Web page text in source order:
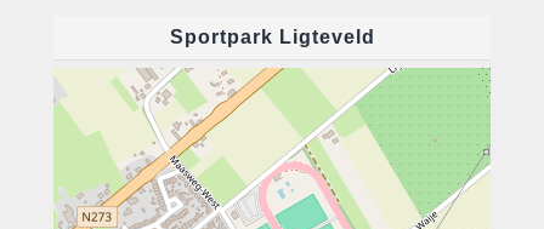
Sportpark Ligteveld